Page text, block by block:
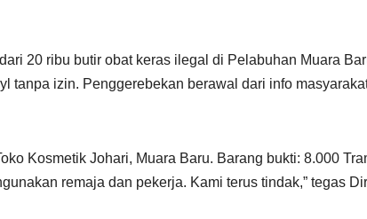
20 ribu butir obat keras ilegal di Pelabuhan Muara
tanpa izin. Penggerebekan berawal dari info
Kosmetik Johari, Muara Baru. Barang bukti: 8.000
remaja dan pekerja. Kami terus tindak,” tegas